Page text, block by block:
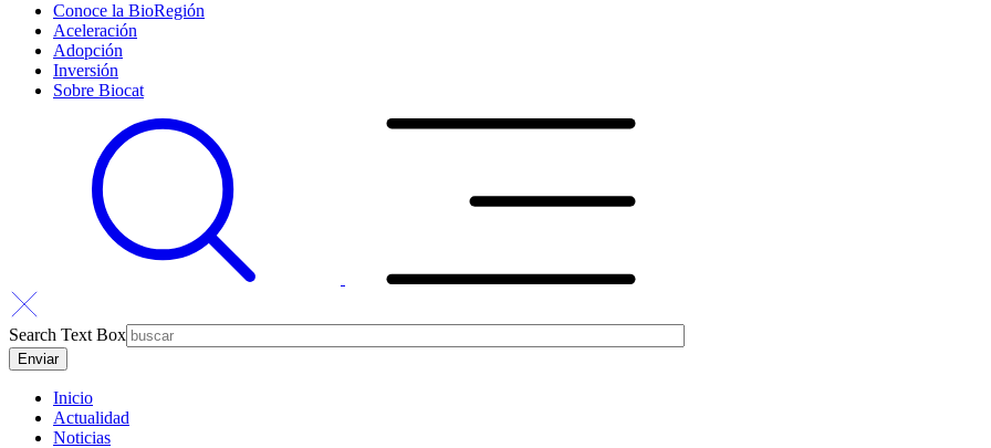
Conoce la BioRegión
Aceleración
Adopción
Inversión
Sobre Biocat
Search Text Box
Inicio
Actualidad
Noticias